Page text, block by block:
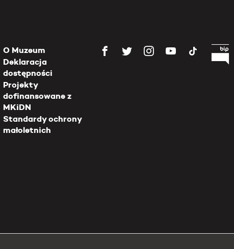
O Muzeum
Deklaracja
dostępności
Projekty
dofinansowane z
MKiDN
Standardy ochrony
małoletnich